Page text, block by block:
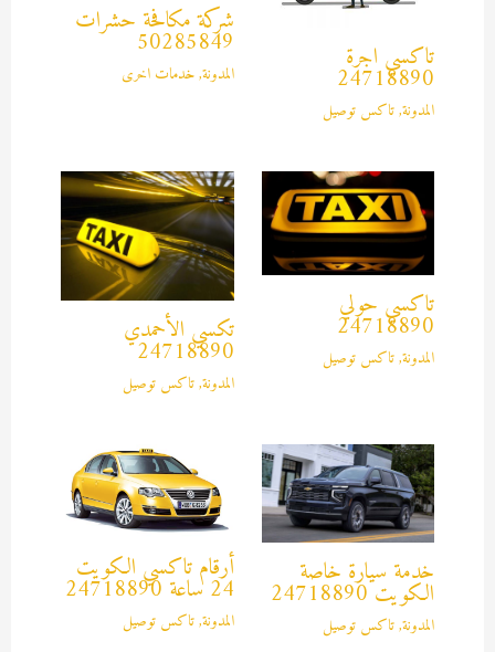
تاكسي اجرة
24718890
المدونة,تاكس توصيل
شركة مكافحة حشرات
50285849
المدونة,خدمات اخرى
تاكسي حولي
24718890
المدونة,تاكس توصيل
تكسي الأحمدي
24718890
المدونة,تاكس توصيل
خدمة سيارة خاصة
الكويت 24718890
المدونة,تاكس توصيل
أرقام تاكسي الكويت
24 ساعة 24718890
المدونة,تاكس توصيل